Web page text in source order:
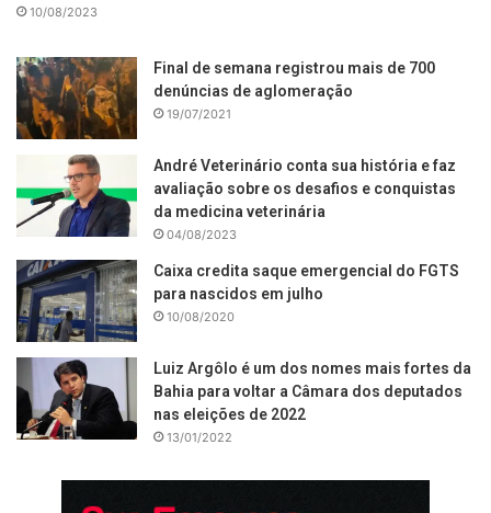
10/08/2023
Final de semana registrou mais de 700
denúncias de aglomeração
19/07/2021
André Veterinário conta sua história e faz
avaliação sobre os desafios e conquistas
da medicina veterinária
04/08/2023
Caixa credita saque emergencial do FGTS
para nascidos em julho
10/08/2020
Luiz Argôlo é um dos nomes mais fortes da
Bahia para voltar a Câmara dos deputados
nas eleições de 2022
13/01/2022